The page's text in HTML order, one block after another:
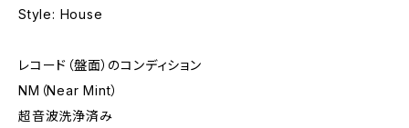
Style: House
レコード（盤面）のコンディション
NM（Near Mint）
超音波洗浄済み